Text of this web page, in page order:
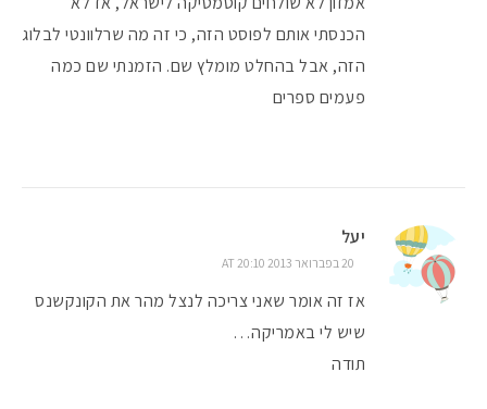
הכנסתי אותם לפוסט הזה, כי זה מה שרלוונטי לבלוג
הזה, אבל בהחלט מומלץ שם. הזמנתי שם כמה
פעמים ספרים
יעל
20 בפברואר 2013 AT 20:10
אז זה אומר שאני צריכה לנצל מהר את הקונקשנס
שיש לי באמריקה…
תודה